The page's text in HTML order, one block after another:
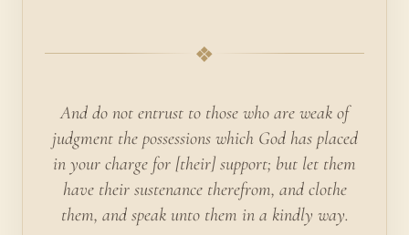
❖
And do not entrust to those who are weak of
judgment the possessions which God has placed
in your charge for [their] support; but let them
have their sustenance therefrom, and clothe
them, and speak unto them in a kindly way.